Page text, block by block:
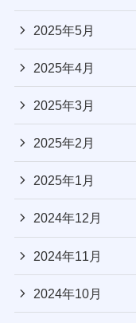
2025年5月
2025年4月
2025年3月
2025年2月
2025年1月
2024年12月
2024年11月
2024年10月